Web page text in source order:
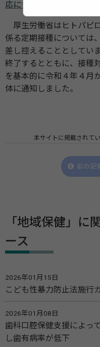
応について
厚生労働省はヒトパピ
係る定期接種については
差し控えることとしてい
終了するとともに、接種
を基本的に令和４年４月
体に通知しました。
本サイトに掲載されて
前の記
「地域保健」に
ース
2026年01月15日
こども性暴力防止法施行
2026年01月08日
歯科口腔保健支援によっ
し歯有病率が低下